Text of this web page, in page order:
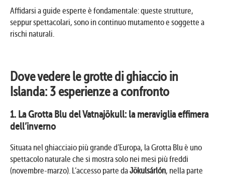
Affidarsi a guide esperte è fondamentale: queste strutture,
seppur spettacolari, sono in continuo mutamento e soggette a
rischi naturali.
Dove vedere le grotte di ghiaccio in
Islanda: 3 esperienze a confronto
1. La Grotta Blu del Vatnajökull: la meraviglia effimera
dell’inverno
Situata nel ghiacciaio più grande d’Europa, la Grotta Blu è uno
spettacolo naturale che si mostra solo nei mesi più freddi
(novembre-marzo). L’accesso parte daJökulsárlón, nella parte